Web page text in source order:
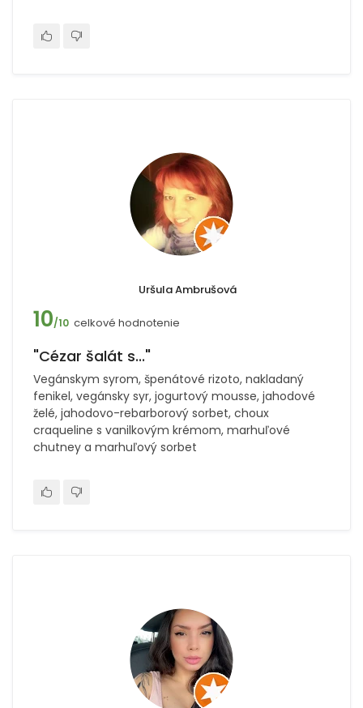
Uršula Ambrušová
10/10 celkové hodnotenie
"Cézar šalát s..."
Vegánskym syrom, špenátové rizoto, nakladaný
fenikel, vegánsky syr, jogurtový mousse, jahodové
želé, jahodovo-rebarborový sorbet, choux
craqueline s vanilkovým krémom, marhuľové
chutney a marhuľový sorbet